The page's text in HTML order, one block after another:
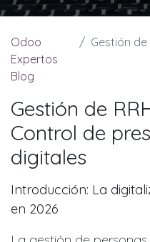
Odoo
Expertos
Blog
Gestión de RRHH
Gestión de
Control de
digitales
Introducción: La
en 2026